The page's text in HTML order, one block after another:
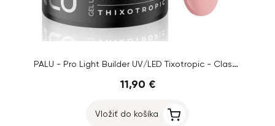
PALU - Pro Light Builder UV/LED Tixotropic - Classic Cover, 45g
11,90 €
Vložiť do košíka